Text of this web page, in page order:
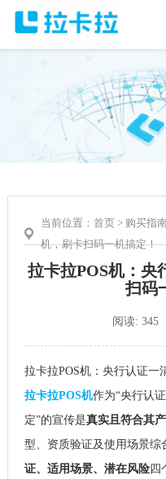
当前位置： 首页> 购买指
机，刷卡扫码一机搞定！
拉卡拉POS机：央
扫码
阅读: 345
拉卡拉POS机：央行认证一
拉卡拉POS机作为“央行认
定”的宣传是真实且符合其
型、资质验证及使用场景综
证、适用场景、潜在风险四